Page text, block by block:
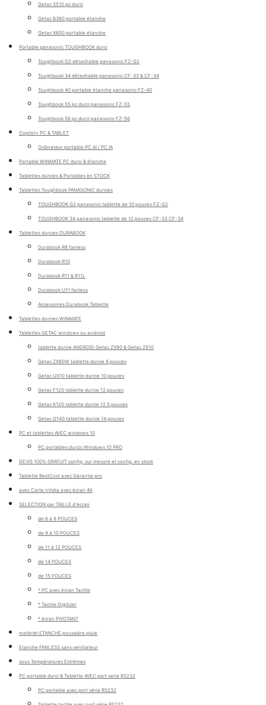
Getac S510 pc durci
Getac B360 portable étanche
Getac X600 portable étanche
Portable panasonic TOUGHBOOK durci
Toughbook G2 détachable panasonic FZ-G2
Toughbook 34 détachable panasonic CF-33 & CF-34
Toughbook 40 portable étanche panasonic FZ-40
Toughbook 55 pc durci panasonic FZ-55
Toughbook 56 pc durci panasonic FZ-56
Copilot+ PC & TABLET
Ordinateur portable PC AI / PC IA
Portable WINMATE PC durci & étanche
Tablettes durcies & Portables en STOCK
Tablettes Toughbook PANASONIC durcies
TOUGHBOOK G2 panasonic tablette de 10 pouces FZ-G2
TOUGHBOOK 34 panasonic tablette de 12 pouces CF-33 CF-34
Tablettes durcies DURABOOK
Durabook R8 fanless
Durabook R10
Durabook R11 & R11L
Durabook U11 fanless
Accessoires Durabook Tablette
Tablettes durcies WINMATE
Tablettes GETAC windows ou android
tablette durcie ANDROID Getac ZX80 & Getac ZX10
Getac ZX80W tablette durcie 8 pouces
Getac UX10 tablette durcie 10 pouces
Getac F120 tablette durcie 12 pouces
Getac K120 tablette durcie 12.5 pouces
Getac G140 tablette durcie 14 pouces
PC et tablettes AVEC windows 10
PC portables durcis Windows 10 PRO
DEVIS 100% GRATUIT config. sur mesure et config. en stock
Tablette BestCost avec Garantie pro
avec Carte nVidia avec écran 4K
SELECTION par TAILLE d'écran
de 6 à 8 POUCES
de 9 à 10 POUCES
de 11 à 12 POUCES
de 14 POUCES
de 15 POUCES
* PC avec écran Tactile
* Tactile Digitizer
* écran PIVOTANT
matériel ETANCHE poussière pluie
Etanche FANLESS sans ventilateur
sous Températures Extrêmes
PC portable durci & Tablette AVEC port serie RS232
PC portable avec port série RS232